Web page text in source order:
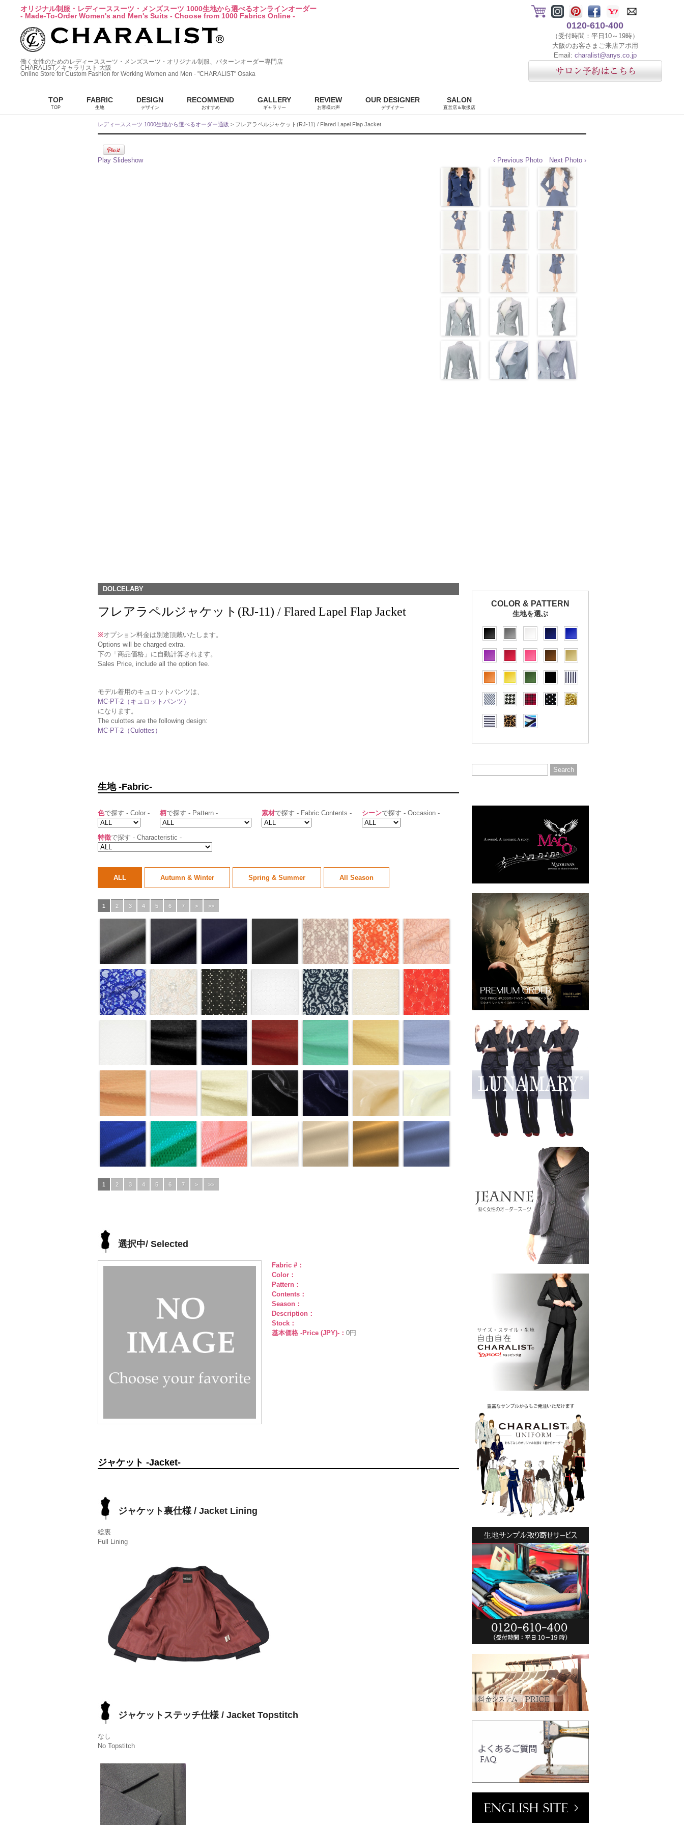
オリジナル制服・レディーススーツ・メンズスーツ 1000生地から選べるオンラインオーダー
- Made-To-Order Women's and Men's Suits - Choose from 1000 Fabrics Online -
働く女性のためのレディーススーツ・メンズスーツ・オリジナル制服、パターンオーダー専門店
CHARALIST／キャラリスト 大阪
Online Store for Custom Fashion for Working Women and Men - "CHARALIST" Osaka
0120-610-400
（受付時間：平日10～19時）
大阪のお客さまご来店アポ用
Email: charalist@anys.co.jp
TOP
TOP
FABRIC
生地
DESIGN
デザイン
RECOMMEND
おすすめ
GALLERY
ギャラリー
REVIEW
お客様の声
OUR DESIGNER
デザイナー
SALON
直営店＆取扱店
レディーススーツ 1000生地から選べるオーダー通販 > フレアラペルジャケット(RJ-11) / Flared Lapel Flap Jacket
Play Slideshow ‹ Previous Photo Next Photo ›
DOLCELABY
フレアラペルジャケット(RJ-11) / Flared Lapel Flap Jacket
※オプション料金は別途頂戴いたします。
Options will be charged extra.
下の「商品価格」に自動計算されます。
Sales Price, include all the option fee.
モデル着用のキュロットパンツは、
MC-PT-2（キュロットパンツ）
になります。
The culottes are the following design:
MC-PT-2（Culottes）
生地 -Fabric-
色で探す - Color - 柄で探す - Pattern - 素材で探す - Fabric Contents - シーンで探す - Occasion -
特徴で探す - Characteristic -
ALL Autumn & Winter Spring & Summer All Season
1 2 3 4 5 6 7 > >>
1 2 3 4 5 6 7 > >>
選択中/ Selected
Fabric #：
Color：
Pattern：
Contents：
Season：
Description：
Stock：
基本価格 -Price (JPY)-： 0円
ジャケット -Jacket-
ジャケット裏仕様 / Jacket Lining
総裏
Full Lining
ジャケットステッチ仕様 / Jacket Topstitch
なし
No Topstitch
COLOR & PATTERN
生地を選ぶ